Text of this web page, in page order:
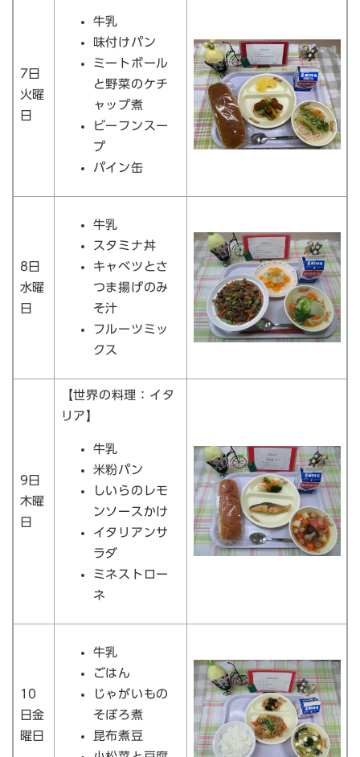
7日
火曜
日
牛乳
味付けパン
ミートボール
と野菜のケチ
ャップ煮
ビーフンスー
プ
パイン缶
8日
水曜
日
牛乳
スタミナ丼
キャベツとさ
つま揚げのみ
そ汁
フルーツミッ
クス
9日
木曜
日
【世界の料理：イタ
リア】
牛乳
米粉パン
しいらのレモ
ンソースかけ
イタリアンサ
ラダ
ミネストロー
ネ
10
日金
曜日
牛乳
ごはん
じゃがいもの
そぼろ煮
昆布煮豆